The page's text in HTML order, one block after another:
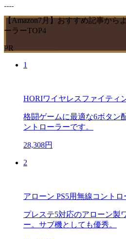
【Amazon7月】おすすめ記事から
ーラーTOP4
PR
1
HORIワイヤレスファイティ
格闘ゲームに最適な6ボタン
ントローラーです。
28,308円
2
アローン PS5用無線コントロ
プレステ5対応のアローン製
ー。サブ機としても優秀。